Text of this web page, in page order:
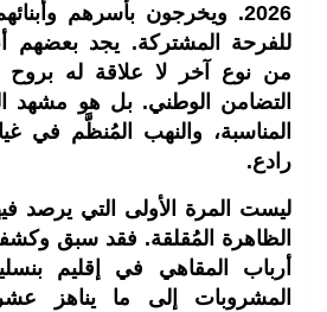
2026. ويخرجون بأسرهم
للفرحة المشتركة. يجد بعضهم
من نوع آخر لا علاقة له بروح
التضامن الوطني. بل هو مشهد
المناسبة، والنهب المُنظَّم
رادع.
ليست المرة الأولى التي يرصد
الظاهرة المُقلقة. فقد سبق
أرباب المقاهي في إقليم
المشروبات إلى ما يناهز